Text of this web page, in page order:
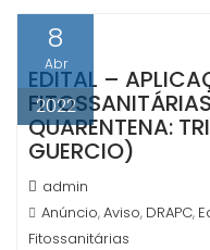
8
Abr
2022
EDITAL –
QUARENTENA:
GUERCIO)
admin
Anúncio,Aviso, DRAPC,
Fitossanitárias